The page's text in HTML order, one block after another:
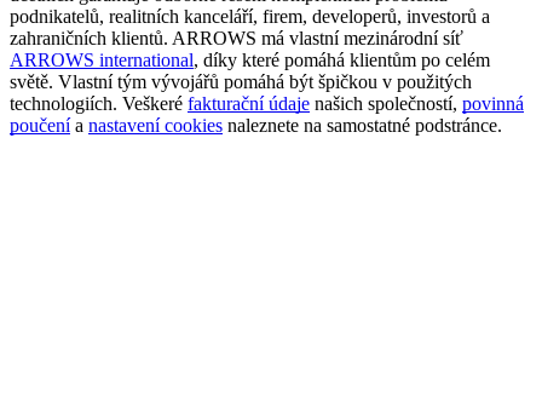
podnikatelů, realitních kanceláří, firem, developerů, investorů a
zahraničních klientů. ARROWS má vlastní mezinárodní síť
ARROWS international, díky které pomáhá klientům po celém
světě. Vlastní tým vývojářů pomáhá být špičkou v použitých
technologiích. Veškeré fakturační údaje našich společností, povinná
poučenía nastavení cookies naleznete na samostatné podstránce.